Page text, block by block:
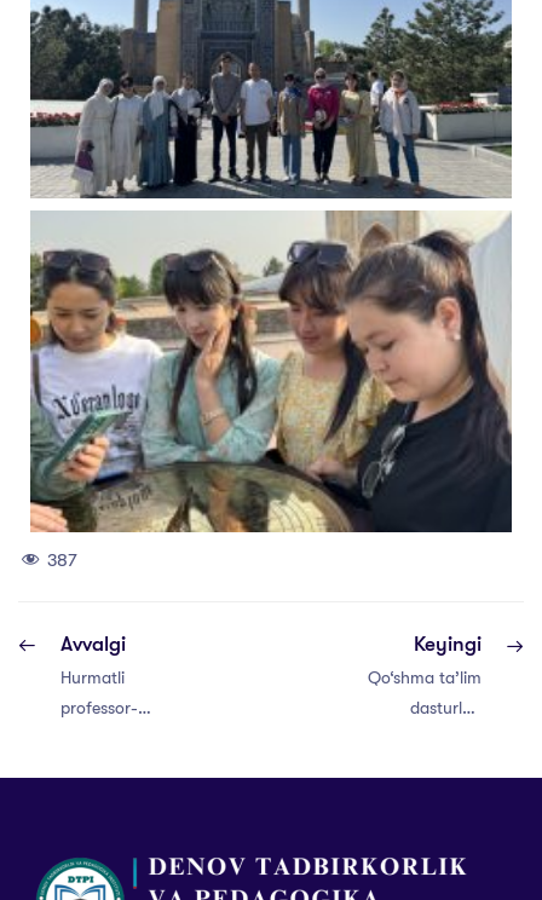
387
Avvalgi
Hurmatli
professor-
Keyingi
Qo‘shma ta’lim
dasturlari